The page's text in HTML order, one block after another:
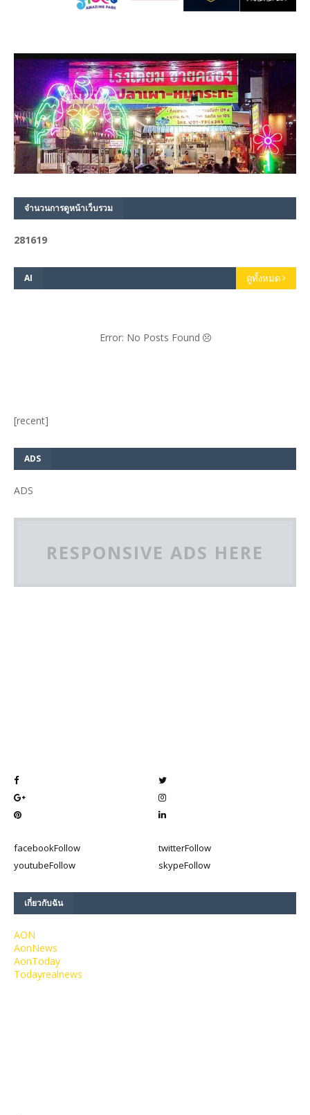
จำนวนการดูหน้าเว็บรวม
281619
AI ดูทั้งหมด
Error: No Posts Found
[recent]
ADS
ADS
RESPONSIVE ADS HERE
facebookFollow twitterFollow
youtubeFollow skypeFollow
เกี่ยวกับฉัน
AON
AonNews
AonToday
Todayrealnews